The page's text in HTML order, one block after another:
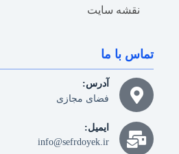
نقشه سایت
تماس با ما
آدرس:
فضای مجازی
ایمیل:
info@sefrdoyek.ir